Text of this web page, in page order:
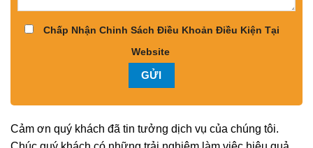
Chấp Nhận Chinh Sách Điều Khoản Điều Kiện Tại
Website
Cảm ơn quý khách đã tin tưởng dịch vụ của chúng tôi.